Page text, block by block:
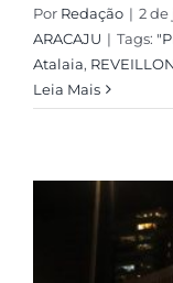
Por Redação | 2 de
ARACAJU | Tags:
Atalaia, REVEILLON
Leia Mais